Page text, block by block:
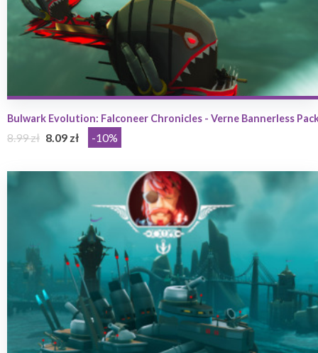
Bulwark Evolution: Falconeer Chronicles - Verne Bannerless
8.99 zł 8.09 zł -10%